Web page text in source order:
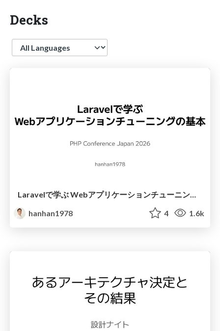
Decks
Language
hanhan1978
4 1.6k